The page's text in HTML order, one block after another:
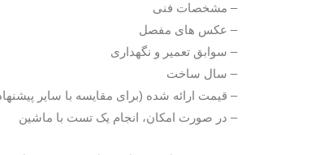
– مشخصات فنی
– عکس های مفصل
– سوابق تعمیر و نگهداری
– سال ساخت
– قیمت ارائه شده (برای مقایسه با سایر
– در صورت امکان، انجام یک تست با ماشین